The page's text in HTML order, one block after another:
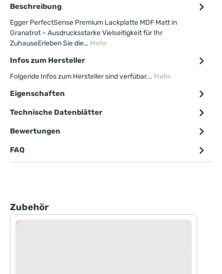
Beschreibung
Egger PerfectSense Premium Lackplatte MDF Matt in
Granatrot – Ausdrucksstarke Vielseitigkeit für Ihr
ZuhauseErleben Sie die… Mehr
Infos zum Hersteller
Folgende Infos zum Hersteller sind verfübar... Mehr
Eigenschaften
Technische Datenblätter
Bewertungen
FAQ
Produktgalerie überspringen
Zubehör